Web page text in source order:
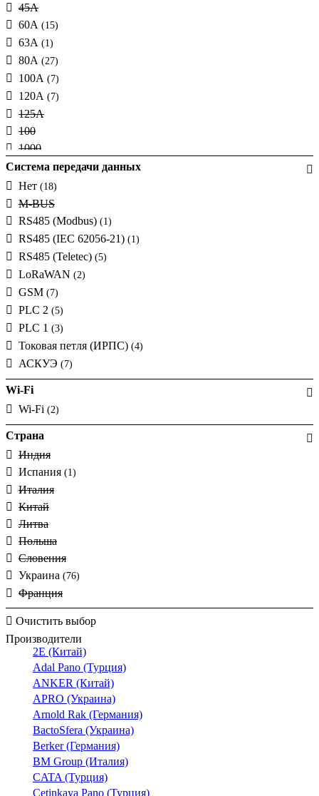
45А
60А (15)
63А (1)
80А (27)
100А (7)
120А (7)
125А
100
1000
1500
2000
300
50А(1)
5А
600
6000А
65А(1)
Система передачи данных
Нет (18)
M-BUS
RS485 (Modbus) (1)
RS485 (IEC 62056-21) (1)
RS485 (Teletec) (5)
LoRaWAN (2)
GSM (7)
PLC 2 (5)
PLC 1 (3)
Токовая петля (ИРПС) (4)
АСКУЭ (7)
Wi-Fi
Wi-Fi (2)
Страна
Индия
Испания (1)
Италия
Китай
Литва
Польша
Словения
Украина (76)
Франция
Очистить выбор
Производители
2E (Китай)
Adal Pano (Турция)
ANKER (Китай)
APRO (Украина)
Arnold Rak (Германия)
BactoSfera (Украина)
Berker (Германия)
BM Group (Италия)
CATA (Турция)
Cetinkaya Pano (Турция)